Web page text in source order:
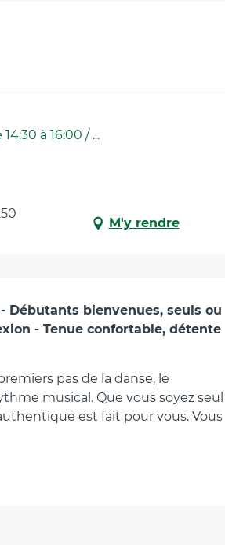
à 16:00 / ...
M'y rendre
Débutants bienvenues, seuls ou
- Tenue confortable, détente
pas de la danse, le
musical. Que vous soyez seul
est fait pour vous. Vous